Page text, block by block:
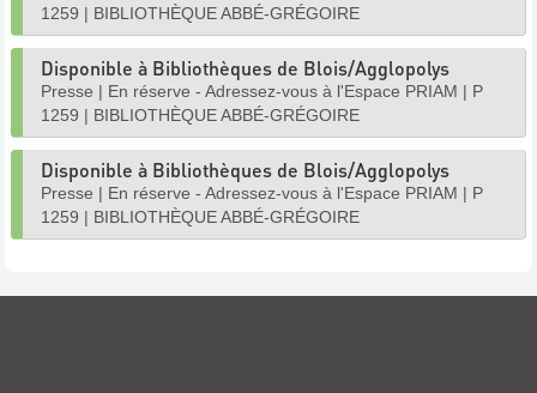
1259 | BIBLIOTHÈQUE ABBÉ-GRÉGOIRE
Disponible à Bibliothèques de Blois/Agglopolys
Presse | En réserve - Adressez-vous à l'Espace PRIAM | P
1259 | BIBLIOTHÈQUE ABBÉ-GRÉGOIRE
Disponible à Bibliothèques de Blois/Agglopolys
Presse | En réserve - Adressez-vous à l'Espace PRIAM | P
1259 | BIBLIOTHÈQUE ABBÉ-GRÉGOIRE